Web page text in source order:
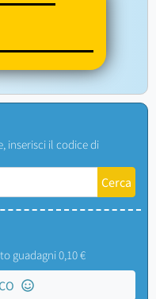
inserisci il codice di
guadagni 0,10 €